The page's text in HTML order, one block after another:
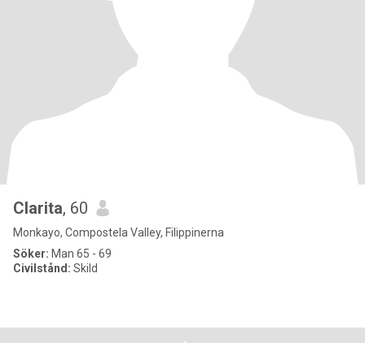
Clarita, 60
Monkayo, Compostela Valley, Filippinerna
Söker: Man 65 - 69
Civilstånd: Skild